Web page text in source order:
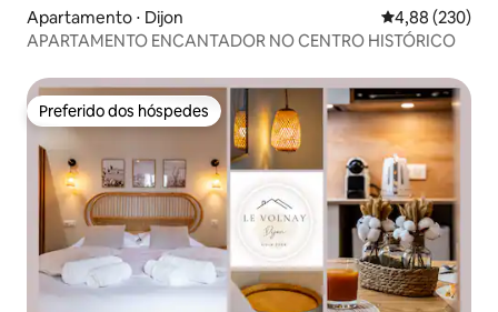
Apartamento ⋅ Dijon 4,88 de uma
4,88 (230)
APARTAMENTO ENCANTADOR NO CENTRO HISTÓRICO
Preferido dos hóspedes
Preferido dos hóspedes